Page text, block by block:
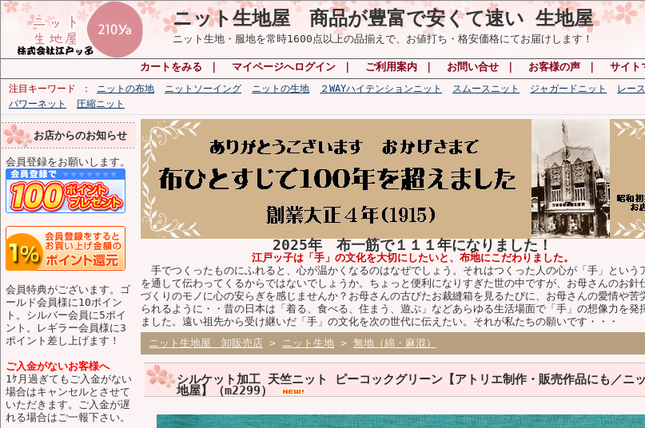
ニット生地屋 商品が豊富で安くて速い 生地屋
ニット生地・服地を常時1600点以上の品揃えで、お値打ち・格安価格にてお届けします！
カートをみる マイページへログイン ご利用案内 お問い合せ お客様の声 サイト
注目キーワード ニットの布地 ニットソーイング ニットの生地 ２WAYハイテンションニット スムースニット ジャガードニット
レース
パワーネット
圧縮ニット
お店からのお知らせ
会員登録をお願いします。
会員特典がございます。ゴ
ールド会員様に10ポイン
ト。シルバー会員に5ポイ
ント。レギラー会員様に3
ポイント差し上げます！
ご入金がないお客様へ
1ｹ月過ぎてもご入金がない
場合はキャンセルとさせて
いただきます。ご入金が遅
れる場合はご一報下さい。
2025年 布一筋で１１１年になりました！
江戸ッ子は「手」の文化を大切にしたいと、布地にこだわりました。
手でつくったものにふれると、心が温かくなるのはなぜでしょう。それはつくった人の心が「手」という
を通して伝わってくるからではないでしょうか。ちょっと便利になりすぎた世の中ですが、お母さんのお針
づくりのモノに心の安らぎを感じませんか？お母さんの古びたお裁縫箱を見るたびに、お母さんの愛情や苦
られるように・・昔の日本は「着る、食べる、住まう、遊ぶ」などあらゆる生活場面で「手」の想像力を発
ました。遠い祖先から受け継いだ「手」の文化を次の世代に伝えたい。それが私たちの願いです・・・
ニット生地屋 卸販売店 > ニット生地 > 無地（綿・麻混）
シルケット加工 天竺ニット ピーコックグリーン【アトリエ制作・販売作品にも／ニ
地屋】（m2299）